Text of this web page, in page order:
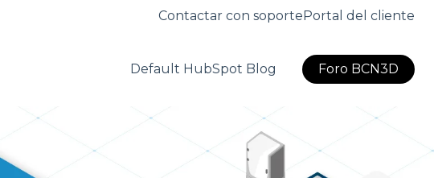
Contactar con soportePortal del cliente
Default HubSpot Blog Foro BCN3D